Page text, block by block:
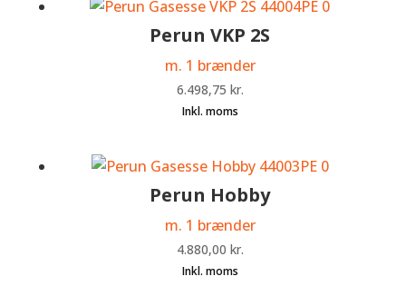
Perun VKP 2S
m. 1 brænder
6.498,75 kr.
Perun Hobby
m. 1 brænder
4.880,00 kr.